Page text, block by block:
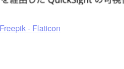
- Flaticon